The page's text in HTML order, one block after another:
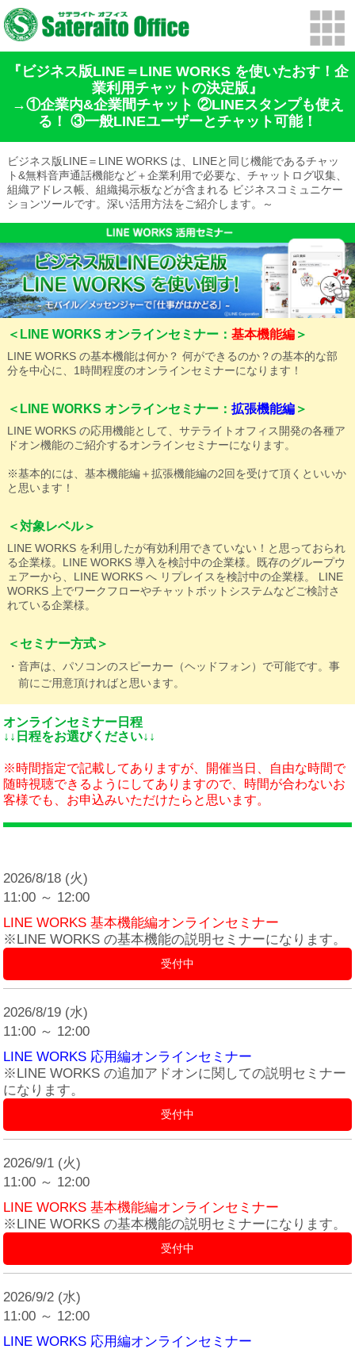
『ビジネス版LINE＝LINE WORKS を使いたおす！企
業利用チャットの決定版』
→①企業内&企業間チャット ②LINEスタンプも使え
る！ ③一般LINEユーザーとチャット可能！
ビジネス版LINE＝LINE WORKS は、LINEと同じ機能であるチャッ
ト&無料音声通話機能など＋企業利用で必要な、チャットログ収集、
組織アドレス帳、組織掲示板などが含まれる ビジネスコミュニケー
ションツールです。深い活用方法をご紹介します。～
＜LINE WORKS オンラインセミナー： 基本機能編＞
LINE WORKS の基本機能は何か？ 何ができるのか？の基本的な部
分を中心に、1時間程度のオンラインセミナーになります！
＜LINE WORKS オンラインセミナー： 拡張機能編＞
LINE WORKS の応用機能として、サテライトオフィス開発の各種ア
ドオン機能のご紹介するオンラインセミナーになります。
※基本的には、基本機能編＋拡張機能編の2回を受けて頂くといいか
と思います！
＜対象レベル＞
LINE WORKS を利用したが有効利用できていない！と思っておられ
る企業様。LINE WORKS 導入を検討中の企業様。既存のグループウ
ェアーから、LINE WORKS へ リプレイスを検討中の企業様。 LINE
WORKS 上でワークフローやチャットボットシステムなどご検討さ
れている企業様。
＜セミナー方式＞
・音声は、パソコンのスピーカー（ヘッドフォン）で可能です。事
前にご用意頂ければと思います。
オンラインセミナー日程
↓↓日程をお選びください↓↓
※時間指定で記載してありますが、開催当日、自由な時間で
随時視聴できるようにしてありますので、時間が合わないお
客様でも、お申込みいただけたらと思います。
2026/8/18 (火)
11:00 ～ 12:00
LINE WORKS 基本機能編オンラインセミナー
※LINE WORKS の基本機能の説明セミナーになります。
受付中
2026/8/19 (水)
11:00 ～ 12:00
LINE WORKS 応用編オンラインセミナー
※LINE WORKS の追加アドオンに関しての説明セミナー
になります。
受付中
2026/9/1 (火)
11:00 ～ 12:00
LINE WORKS 基本機能編オンラインセミナー
※LINE WORKS の基本機能の説明セミナーになります。
受付中
2026/9/2 (水)
11:00 ～ 12:00
LINE WORKS 応用編オンラインセミナー